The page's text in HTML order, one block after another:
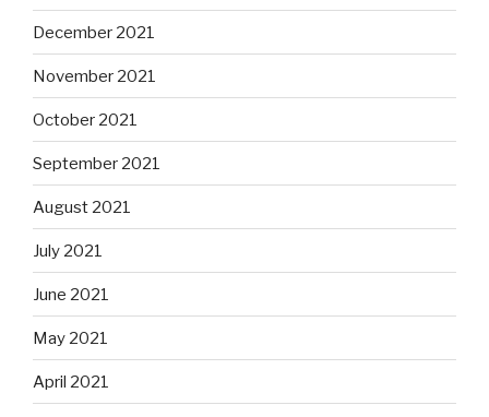
December 2021
November 2021
October 2021
September 2021
August 2021
July 2021
June 2021
May 2021
April 2021